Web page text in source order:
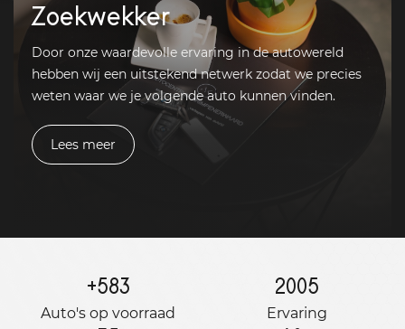
Zoekwekker
Door onze waardevolle ervaring in de autowereld
hebben wij een uitstekend netwerk zodat we precies
weten waar we je volgende auto kunnen vinden.
Lees meer
+583
Auto's op voorraad
2005
Ervaring